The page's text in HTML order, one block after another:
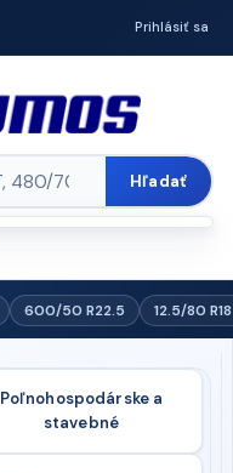
Prihlásiť sa
Hľadať
600/50 R22.5 12.5/80 R18
Poľnohospodárske a
stavebné